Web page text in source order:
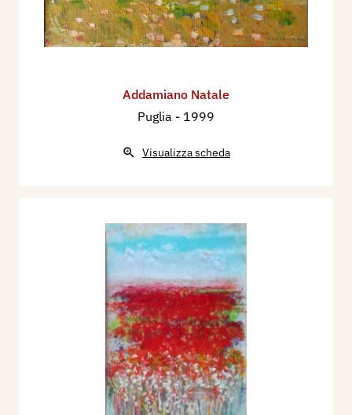
Addamiano Natale
Puglia - 1999
Visualizza scheda